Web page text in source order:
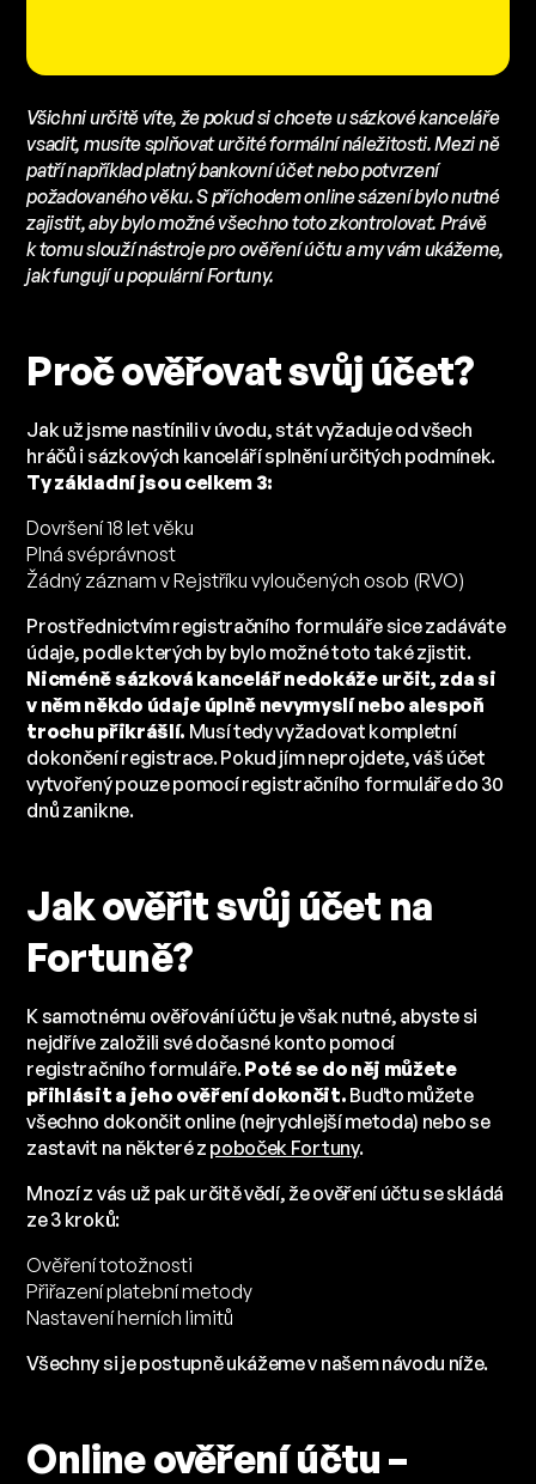
Všichni určitě víte, že pokud si chcete u sázkové kanceláře
vsadit, musíte splňovat určité formální náležitosti. Mezi ně
patří například platný bankovní účet nebo potvrzení
požadovaného věku. S příchodem online sázení bylo nutné
zajistit, aby bylo možné všechno toto zkontrolovat. Právě
k tomu slouží nástroje pro ověření účtu a my vám ukážeme,
jak fungují u populární Fortuny.
Proč ověřovat svůj účet?
Jak už jsme nastínili v úvodu, stát vyžaduje od všech
hráčů i sázkových kanceláří splnění určitých podmínek.
Ty základní jsou celkem 3:
Dovršení 18 let věku
Plná svéprávnost
Žádný záznam v Rejstříku vyloučených osob (RVO)
Prostřednictvím registračního formuláře sice zadáváte
údaje, podle kterých by bylo možné toto také zjistit.
Nicméně sázková kancelář nedokáže určit, zda si
v něm někdo údaje úplně nevymyslí nebo alespoň
trochu přikrášlí. Musí tedy vyžadovat kompletní
dokončení registrace. Pokud jím neprojdete, váš účet
vytvořený pouze pomocí registračního formuláře do 30
dnů zanikne.
Jak ověřit svůj účet na
Fortuně?
K samotnému ověřování účtu je však nutné, abyste si
nejdříve založili své dočasné konto pomocí
registračního formuláře.Poté se do něj můžete
přihlásit a jeho ověření dokončit. Buďto můžete
všechno dokončit online (nejrychlejší metoda) nebo se
zastavit na některé z poboček Fortuny.
Mnozí z vás už pak určitě vědí, že ověření účtu se skládá
ze 3 kroků:
Ověření totožnosti
Přiřazení platební metody
Nastavení herních limitů
Všechny si je postupně ukážeme v našem návodu níže.
Online ověření účtu –